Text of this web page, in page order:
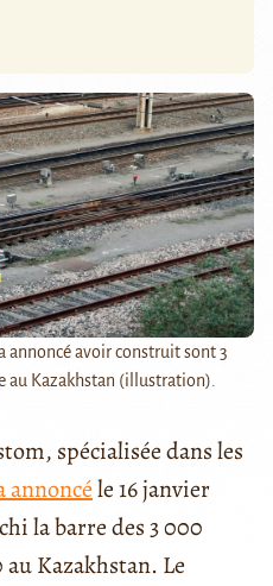
annoncé avoir construit sont 3
Kazakhstan (illustration).
spécialisée dans les
annoncéle 16 janvier
la barre des 3 000
Kazakhstan. Le